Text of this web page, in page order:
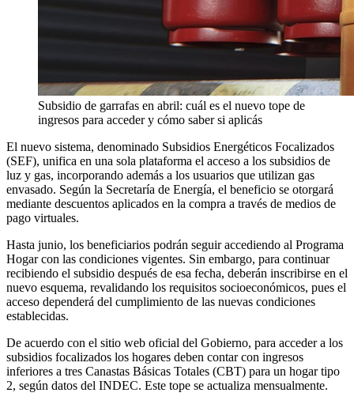
Subsidio de garrafas en abril: cuál es el nuevo tope de
ingresos para acceder y cómo saber si aplicás
El nuevo sistema, denominado Subsidios Energéticos Focalizados
(SEF), unifica en una sola plataforma el acceso a los subsidios de
luz y gas, incorporando además a los usuarios que utilizan gas
envasado. Según la Secretaría de Energía, el beneficio se otorgará
mediante descuentos aplicados en la compra a través de medios de
pago virtuales.
Hasta junio, los beneficiarios podrán seguir accediendo al Programa
Hogar con las condiciones vigentes. Sin embargo, para continuar
recibiendo el subsidio después de esa fecha, deberán inscribirse en el
nuevo esquema, revalidando los requisitos socioeconómicos, pues el
acceso dependerá del cumplimiento de las nuevas condiciones
establecidas.
De acuerdo con el sitio web oficial del Gobierno, para acceder a los
subsidios focalizados los hogares deben contar con ingresos
inferiores a tres Canastas Básicas Totales (CBT) para un hogar tipo
2, según datos del INDEC. Este tope se actualiza mensualmente.